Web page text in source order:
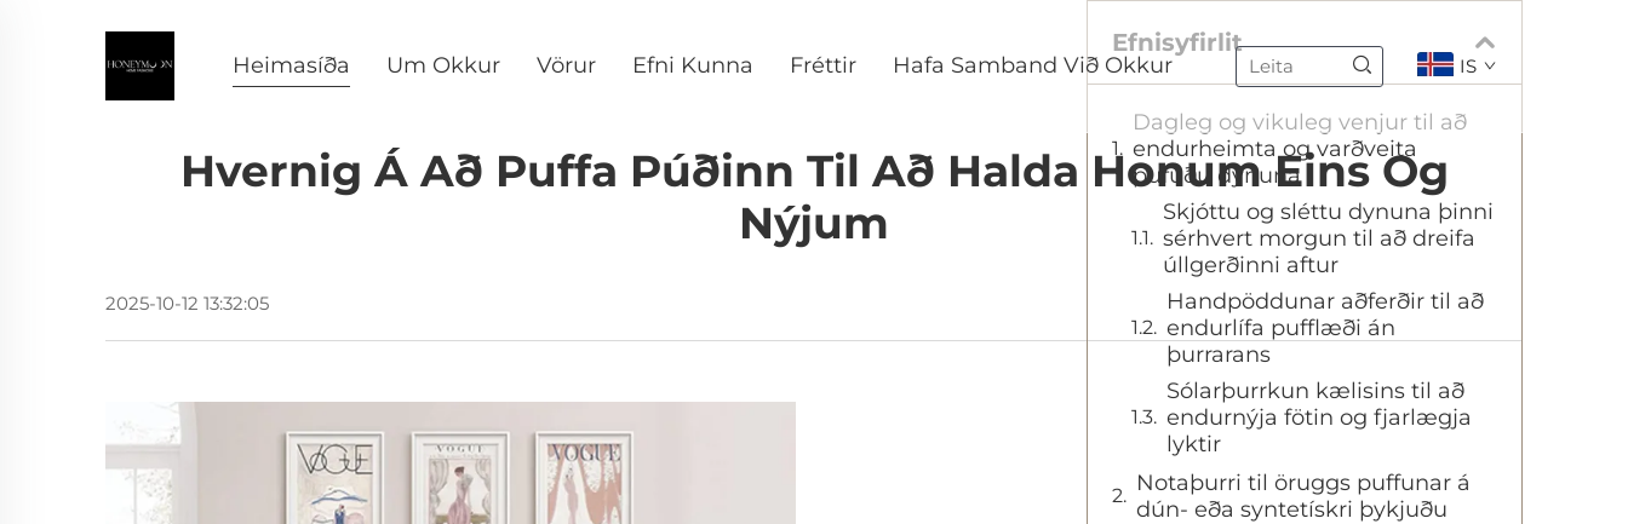
Heimasíða Um Okkur Vörur Efni Kunna Fréttir Hafa Samband Við Okkur IS
Hvernig Á Að Puffa Púðinn Til Að Halda Honum Eins Og
Nýjum
2025-10-12 13:32:05
Efnisyfirlit
Dagleg og vikuleg venjur til að
endurheimta og varðveita
pufuðu dynuna
Skjóttu og sléttu dynuna þinni
sérhvert morgun til að dreifa
úllgerðinni aftur
Handpöddunar aðferðir til að
endurlífa pufflæði án
þurrarans
Sólarþurrkun kælisins til að
endurnýja fötin og fjarlægja
lyktir
Notaþurri til öruggs puffunar á
dún- eða syntetískri þykjuðu